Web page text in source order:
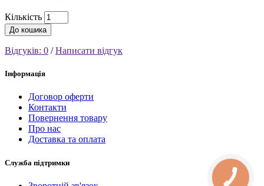
Кількість
До кошика
Відгуків: 0 /Написати відгук
Інформація
Договор оферти
Контакти
Повернення товару
Про нас
Доставка та оплата
Служба підтримки